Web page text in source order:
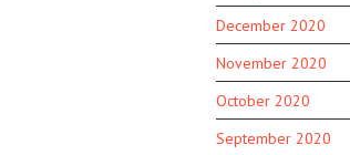
December 2020
November 2020
October 2020
September 2020